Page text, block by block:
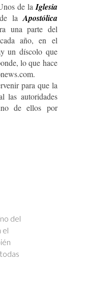
de la Iglesia
la Apostólica
una parte del
año, en el
un díscolo que
lo que hace
para que la
las autoridades
de ellos por
del
el